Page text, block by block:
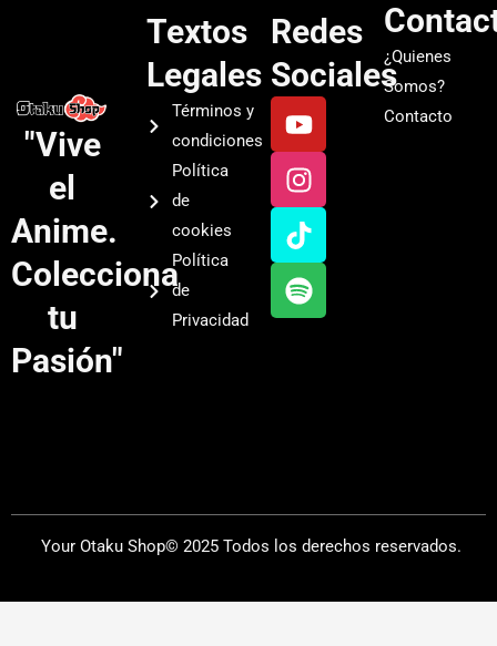
"Vive
el
Anime.
Colecciona
tu
Pasión"
Textos
Legales
Términos y
condiciones
Política
de
cookies
Política
de
Privacidad
Redes
Sociales
Y
o
u
t
u
b
e
I
n
s
t
a
g
r
a
T
i
k
t
o
k
S
p
o
t
i
f
y
¿Quienes
Somos?
Contacto
Your Otaku Shop© 2025 Todos los derechos reservados.